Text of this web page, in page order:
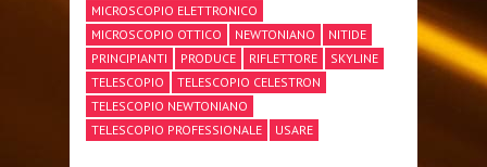
MICROSCOPIO ELETTRONICO
MICROSCOPIO OTTICO
NEWTONIANO
NITIDE
PRINCIPIANTI
PRODUCE RIFLETTORE
SKYLINE
TELESCOPIO
TELESCOPIO CELESTRON
TELESCOPIO NEWTONIANO
TELESCOPIO PROFESSIONALE
USARE